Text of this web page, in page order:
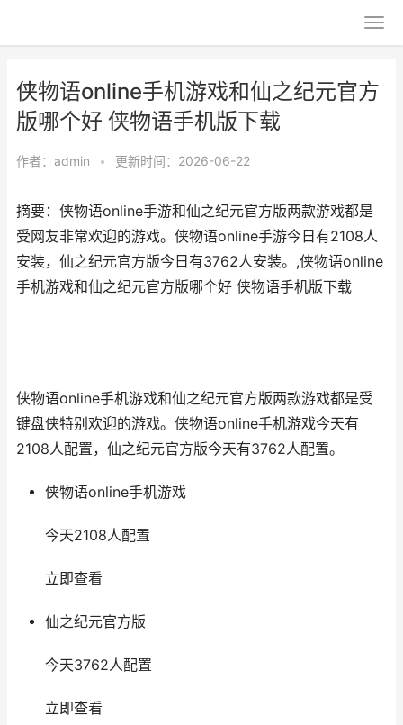
侠物语online手机游戏和仙之纪元官方
版哪个好 侠物语手机版下载
作者： admin • 更新时间：2026-06-22
摘要：侠物语online手游和仙之纪元官方版两款游戏都是
受网友非常欢迎的游戏。侠物语online手游今日有2108人
安装，仙之纪元官方版今日有3762人安装。,侠物语online
手机游戏和仙之纪元官方版哪个好 侠物语手机版下载
侠物语online手机游戏和仙之纪元官方版两款游戏都是受
键盘侠特别欢迎的游戏。侠物语online手机游戏今天有
2108人配置，仙之纪元官方版今天有3762人配置。
侠物语online手机游戏
今天2108人配置
立即查看
仙之纪元官方版
今天3762人配置
立即查看